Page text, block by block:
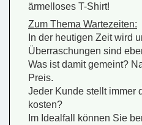
ärmelloses T-Shirt!
Zum Thema Wartezeiten:
In der heutigen Zeit wird
Überraschungen sind
Was ist damit gemeint?
Preis.
Jeder Kunde stellt immer
kosten?
Im Idealfall können Sie